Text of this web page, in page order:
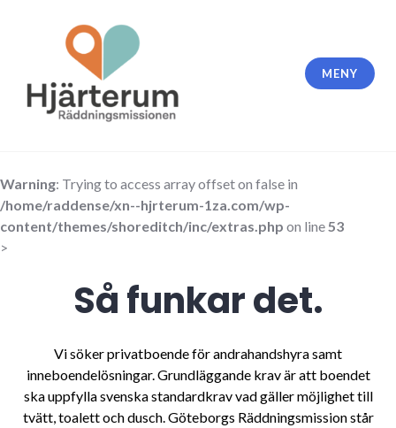
MENY
Warning: Trying to access array offset on false in
/home/raddense/xn--hjrterum-1za.com/wp-
content/themes/shoreditch/inc/extras.php on line 53
>
Så funkar det.
Vi söker privatboende för andrahandshyra samt
inneboendelösningar. Grundläggande krav är att boendet
ska uppfylla svenska standardkrav vad gäller möjlighet till
tvätt, toalett och dusch. Göteborgs Räddningsmission står